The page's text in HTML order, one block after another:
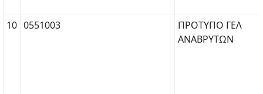
10 0551003
ΠΡΟΤΥΠΟ ΓΕΛ
ΑΝΑΒΡΥΤΩΝ